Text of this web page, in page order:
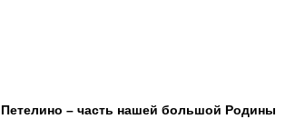
Петелино – часть нашей большой Родины